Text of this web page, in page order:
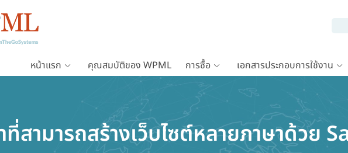
หน้าแรก คุณสมบัติของ WPML การซื้อ เอกสารประกอบการใช้งาน
ที่สามารถสร้างเว็บไซต์หลายภาษาด้วย